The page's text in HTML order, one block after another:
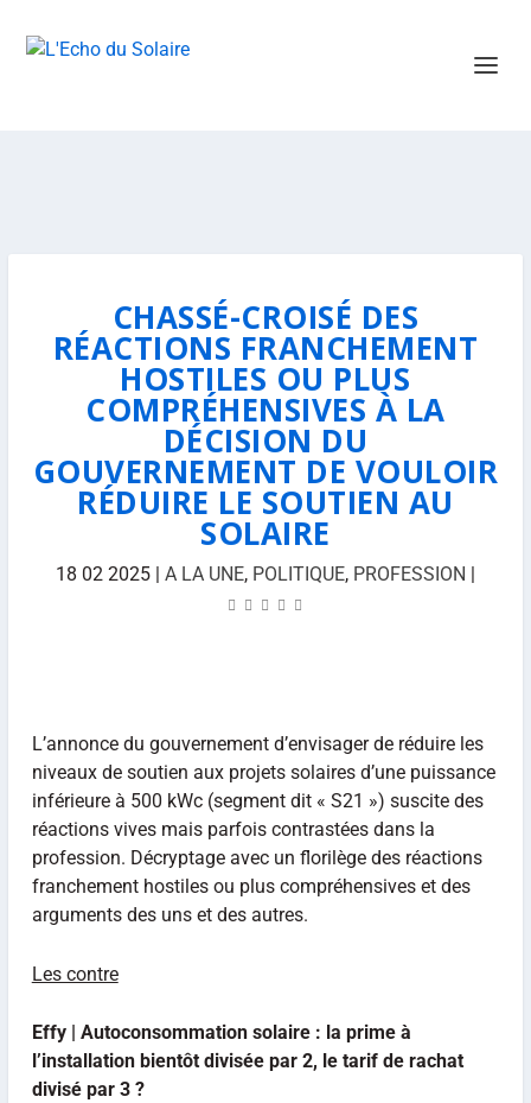
CHASSÉ-CROISÉ DES
RÉACTIONS FRANCHEMENT
HOSTILES OU PLUS
COMPRÉHENSIVES À LA
DÉCISION DU
GOUVERNEMENT DE VOULOIR
RÉDUIRE LE SOUTIEN AU
SOLAIRE
18 02 2025| A LA UNE, POLITIQUE, PROFESSION |
L’annonce du gouvernement d’envisager de réduire les
niveaux de soutien aux projets solaires d’une puissance
inférieure à 500 kWc (segment dit « S21 ») suscite des
réactions vives mais parfois contrastées dans la
profession. Décryptage avec un florilège des réactions
franchement hostiles ou plus compréhensives et des
arguments des uns et des autres.
Les contre
Effy | Autoconsommation solaire : la prime à
l’installation bientôt divisée par 2, le tarif de rachat
divisé par 3 ?